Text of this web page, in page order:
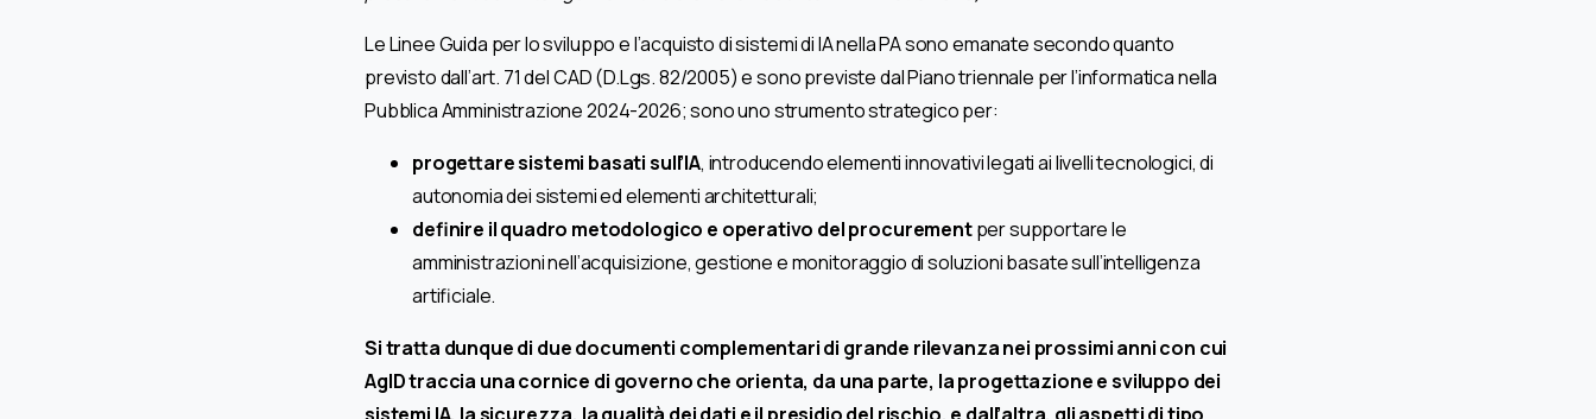
Le Linee Guida per lo sviluppo e l’acquisto di sistemi di IA nella PA sono emanate secondo quanto
previsto dall’art. 71 del CAD (D.Lgs. 82/2005) e sono previste dal Piano triennale per l’informatica nella
Pubblica Amministrazione 2024-2026; sono uno strumento strategico per:
progettare sistemi basati sull’IA, introducendo elementi innovativi legati ai livelli tecnologici, di
autonomia dei sistemi ed elementi architetturali;
definire il quadro metodologico e operativo del procurementper supportare le
amministrazioni nell’acquisizione, gestione e monitoraggio di soluzioni basate sull’intelligenza
artificiale.
Si tratta dunque di due documenti complementari di grande rilevanza nei prossimi anni con cui
AgID traccia una cornice di governo che orienta, da una parte, la progettazione e sviluppo dei